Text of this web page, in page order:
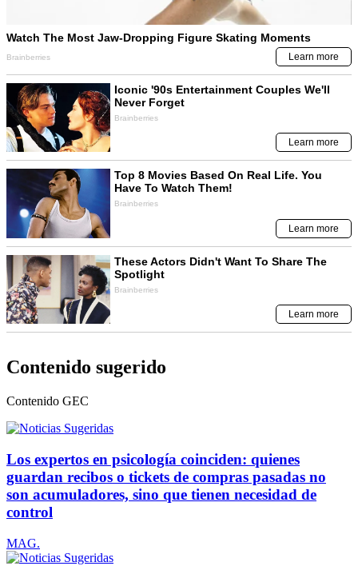
Contenido sugerido
Contenido GEC
Los expertos en psicología coinciden: quienes
guardan recibos o tickets de compras pasadas no
son acumuladores, sino que tienen necesidad de
control
MAG.